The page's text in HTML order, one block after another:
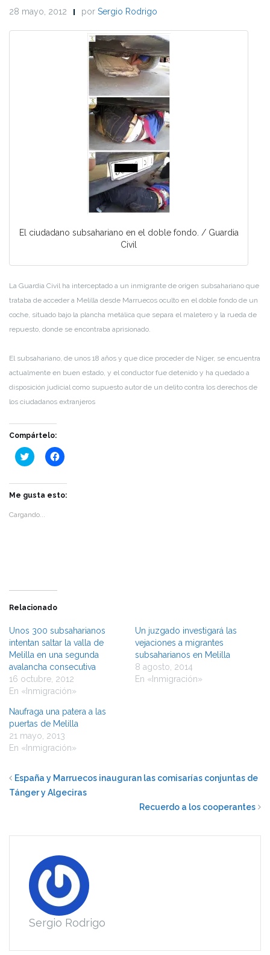
28 mayo, 2012 por Sergio Rodrigo
El ciudadano subsahariano en el doble fondo. / Guardia
Civil
La Guardia Civil ha interceptado a un inmigrante de origen subsahariano que
trataba de acceder a Melilla desde Marruecos oculto en el doble fondo de un
coche, situado bajo la plancha metálica que separa el maletero y la rueda de
repuesto, donde se encontraba aprisionado.
El subsahariano, de unos 18 años y que dice proceder de Níger, se encuentra
actualmente en buen estado, y el conductor fue detenido y ha quedado a
disposición judicial como supuesto autor de un delito contra los derechos de
los ciudadanos extranjeros
Compártelo:
Haz
clic
en
Twitter
abre
en
Haz
clic
en
Facebook
Me gusta esto:
Cargando...
Relacionado
Unos 300 subsaharianos
intentan saltar la valla de
Melilla en una segunda
avalancha consecutiva
16 octubre, 2012
En «Inmigración»
Un juzgado investigará las
vejaciones a migrantes
subsaharianos en Melilla
8 agosto, 2014
En «Inmigración»
Naufraga una patera a las
puertas de Melilla
21 mayo, 2013
En «Inmigración»
España y Marruecos inauguran las comisarías conjuntas de
Tánger y Algeciras
Recuerdo a los cooperantes
Sergio Rodrigo